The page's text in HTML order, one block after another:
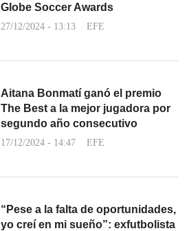
Globe Soccer Awards
27/12/2024 - 13:13 EFE
Aitana Bonmatí ganó el premio
The Best a la mejor jugadora por
segundo año consecutivo
17/12/2024 - 14:47 EFE
“Pese a la falta de oportunidades,
yo creí en mi sueño”: exfutbolista